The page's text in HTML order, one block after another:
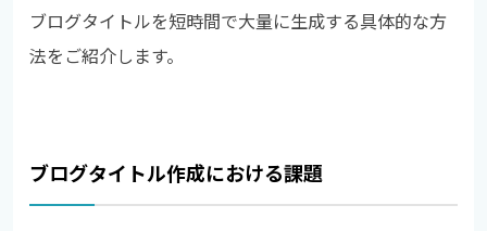
ブログタイトルを短時間で大量に生成する具体的な方
法をご紹介します。
ブログタイトル作成における課題